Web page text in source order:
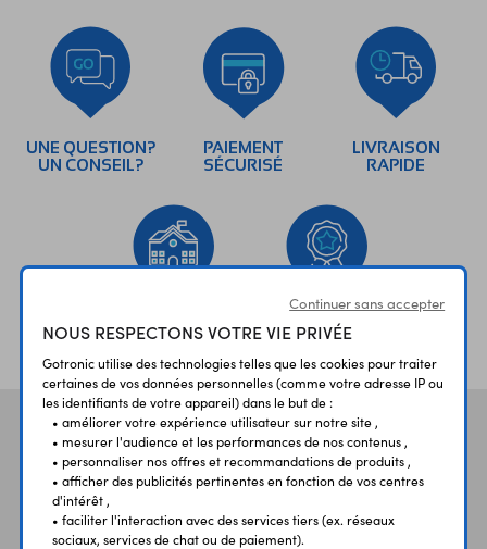
UNE QUESTION?
UN CONSEIL?
PAIEMENT
SÉCURISÉ
LIVRAISON
RAPIDE
ÉTABLISSEMENTS
SCOLAIRES
PLUS 30 ANS
D’EXPERIENCE
Vos aviset témoignages
Continuer sans accepter
NOUS RESPECTONS VOTRE VIE PRIVÉE
Gotronic utilise des technologies telles que les cookies pour traiter
certaines de vos données personnelles (comme votre adresse IP ou
les identifiants de votre appareil) dans le but de :
• améliorer votre expérience utilisateur sur notre site ,
• mesurer l'audience et les performances de nos contenus ,
• personnaliser nos offres et recommandations de produits ,
• afficher des publicités pertinentes en fonction de vos centres
d'intérêt ,
• faciliter l'interaction avec des services tiers (ex. réseaux
sociaux, services de chat ou de paiement).